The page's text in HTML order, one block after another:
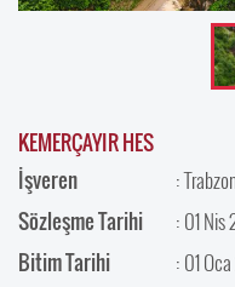
KEMERÇAYIR HES
İşveren
:
Sözleşme Tarihi
: 01 Nis
Bitim Tarihi
: 01